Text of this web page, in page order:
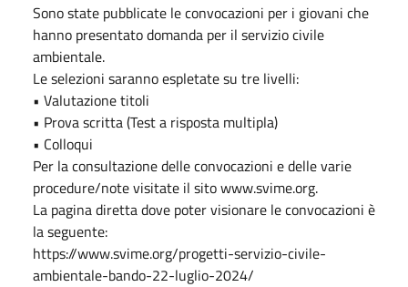
Sono state pubblicate le convocazioni per i giovani che
hanno presentato domanda per il servizio civile
ambientale.
Le selezioni saranno espletate su tre livelli:
• Valutazione titoli
• Prova scritta (Test a risposta multipla)
• Colloqui
Per la consultazione delle convocazioni e delle varie
procedure/note visitate il sito www.svime.org.
La pagina diretta dove poter visionare le convocazioni è
la seguente:
https://www.svime.org/progetti-servizio-civile-
ambientale-bando-22-luglio-2024/